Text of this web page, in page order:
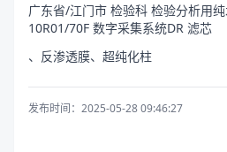
广东省/江门市 检验科 检验分析用
10R01/70F 数字采集系统DR 滤芯
、反渗透膜、超纯化柱
发布时间：2025-05-28 09:46:27